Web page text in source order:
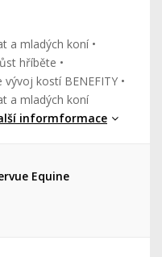
a mladých koní •
hříběte •
kostí BENEFITY •
a mladých koní
informformace
Equine